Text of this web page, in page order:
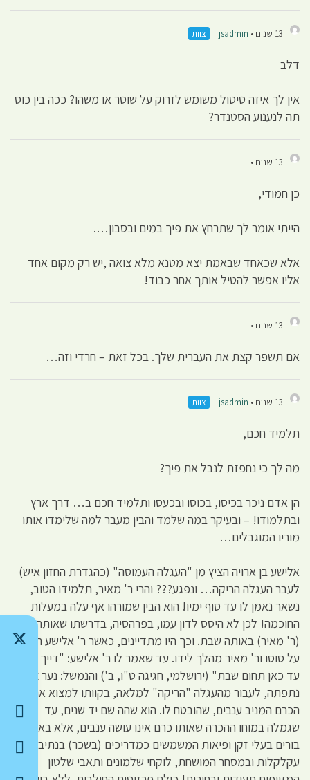
13 שנים • jsadmin צוות
דלב
אין לך איזה טיטול משומש לזרוק על שוטר או משהו? ככה בין כוס
תה לנענוע הסטנדר?
13 שנים •
כן חמודי,
הייתי אומר לך שתרחץ את פיך במים ובסבון….
אלא שכאחד שבאמת יצא מטנא מלא צואה ,יש רק מקום אחד
אליו אפשר להטיל אותך אחר כבוד!
13 שנים •
אם תשפר קצת את העברית שלך. בכל זאת – חרדי וזה…
13 שנים • jsadmin צוות
תלמיד חכם,
מה לך כי נחפזת לנבל את פיך?
הן אדם ניכר בכיסו, בכוסו ובכעסו ותלמיד חכם ב… דרך ארץ
ובתלמודו! – ובעיקר במה שלמד והבין מעבר למה שלימדו אותו
מוריו המוגבלים…
אלישע בן ארויה הציץ מן "העגלה העמוסה" (כהגדרת החזון איש)
לעבר העגלה הריקה… ונפגע??? והרי ר' מאיר, תלמידו הטוב,
נשאר נאמן לו עד סוף ימיו! הוא הבין שמורהו אף עלה במעלות
החוכמה! לכן לא היסס לדון עמו, בפרהסיה, בדרשתו שאותה דרש
(ר' מאיר) באותה שבת. וכך היו מתדיינים, כאשר ר' אלישע רוכב
על סוסו ור' מאיר מהלך לידו. עד שאמר לו ר' אלישע: "דייך מאיר!
עד כאן תחום שבת" (ירושלמי, חגיגה ט"ו, ב') והנמשל: נער צעיר
נתפתה, לעבור מהעגלה "הריקה" למלאה, בקוותו למצוא את
הכרם המניב ענבים, שהובטח לו. הוא שהה שם יד שנים, עד
שגמלה במוחו ההכרה שאותו כרם אינו עושה ענבים, אלא באושים:
בורים בעלי זקן ופיאות המשמשים כמדריכים (בשכר) בנתיבות
עקלקלות ובמסחר המושחת, לוקחי שלמונים ותאבי שלטון